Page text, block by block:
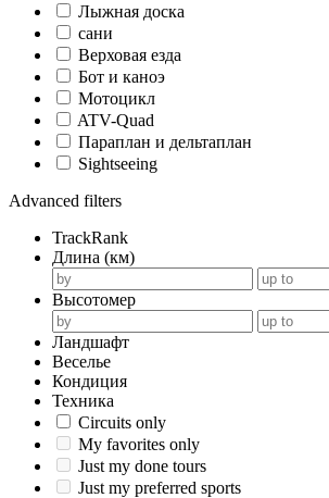
Лыжная доска
сани
Верховая езда
Бот и каноэ
Мотоцикл
ATV-Quad
Параплан и дельтаплан
Sightseeing
Advanced filters
TrackRank
Длина (км)
Высотомер
Ландшафт
Веселье
Кондиция
Техника
Circuits only
My favorites only
Just my done tours
Just my preferred sports